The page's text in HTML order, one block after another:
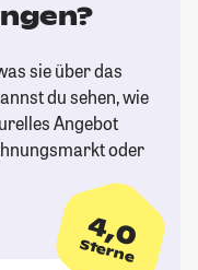
sie über das
du sehen, wie
Angebot
oder
4,0
Sterne